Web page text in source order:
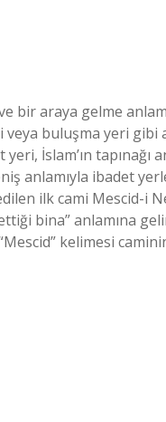
bir araya gelme
buluşma yeri gibi
İslam’ın tapınağı
anlamıyla ibadet
ilk cami Mescid-i
bina” anlamına
kelimesi